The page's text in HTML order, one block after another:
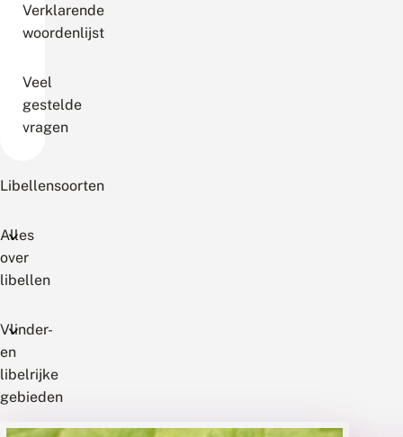
Verklarende
woordenlijst
Veel
gestelde
vragen
Libellensoorten
Alles
over
libellen
Vlinder-
en
libelrijke
gebieden